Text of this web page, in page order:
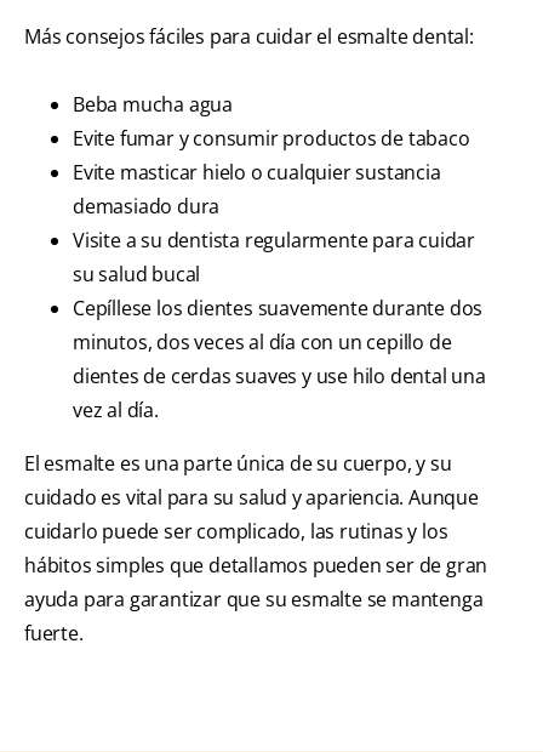
Más consejos fáciles para cuidar el esmalte dental:
Beba mucha agua
Evite fumar y consumir productos de tabaco
Evite masticar hielo o cualquier sustancia
demasiado dura
Visite a su dentista regularmente para cuidar
su salud bucal
Cepíllese los dientes suavemente durante dos
minutos, dos veces al día con un cepillo de
dientes de cerdas suaves y use hilo dental una
vez al día.
El esmalte es una parte única de su cuerpo, y su
cuidado es vital para su salud y apariencia. Aunque
cuidarlo puede ser complicado, las rutinas y los
hábitos simples que detallamos pueden ser de gran
ayuda para garantizar que su esmalte se mantenga
fuerte.